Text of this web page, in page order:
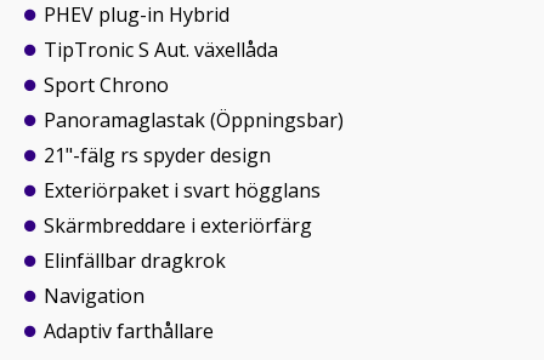
PHEV plug-in Hybrid
TipTronic S Aut. växellåda
Sport Chrono
Panoramaglastak (Öppningsbar)
21"-fälg rs spyder design
Exteriörpaket i svart högglans
Skärmbreddare i exteriörfärg
Elinfällbar dragkrok
Navigation
Adaptiv farthållare